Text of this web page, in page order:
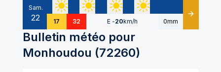
Sam.
22 17 32 E -20km/h 0mm Détails
Bulletin météo pour
Monhoudou (72260)